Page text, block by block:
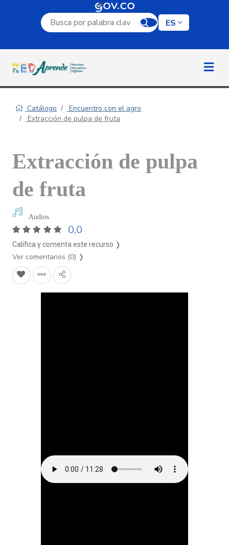
Campo de búsqueda por palabra clave
ES
Catálogo
Encuentro con el agro
Extracción de pulpa de fruta
Extracción de pulpa
de fruta
Audios
0,0
Califica y comenta este recurso ❭
Ver comentarios (0) ❭